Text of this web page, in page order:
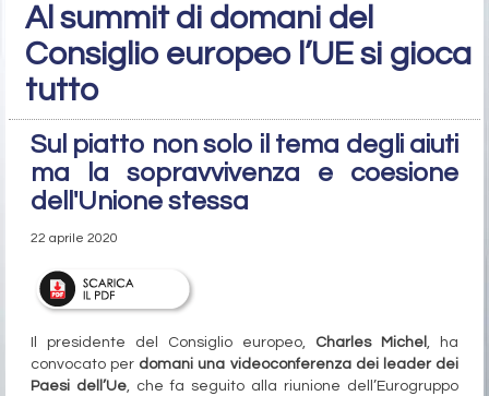
Al summit di domani del
Consiglio europeo l’UE si gioca
tutto
Sul piatto non solo il tema degli aiuti
ma la sopravvivenza e coesione
dell'Unione stessa
22 aprile 2020
Il presidente del Consiglio europeo, Charles Michel , ha
convocato per domani una videoconferenza dei leader dei
Paesi dell’Ue, che fa seguito alla riunione dell’Eurogruppo